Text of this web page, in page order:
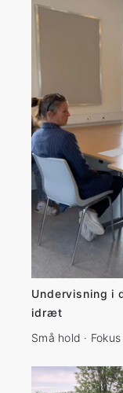
Undervisning i
idræt
Små hold ·